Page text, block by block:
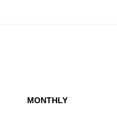
MONTHLY